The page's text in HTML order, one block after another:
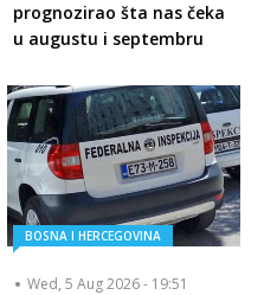
prognozirao šta nas čeka
u augustu i septembru
BOSNA I HERCEGOVINA
Wed, 5 Aug 2026 - 19:51